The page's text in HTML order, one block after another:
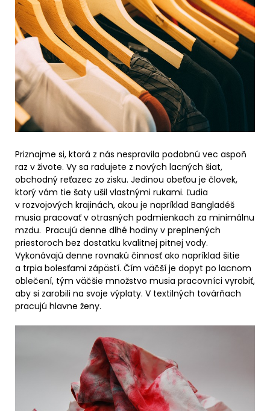
Priznajme si, ktorá z nás nespravila podobnú vec aspoň
raz v živote. Vy sa radujete z nových lacných šiat,
obchodný reťazec zo zisku. Jedinou obeťou je človek,
ktorý vám tie šaty ušil vlastnými rukami. Ľudia
v rozvojových krajinách, akou je napríklad Bangladéš
musia pracovať v otrasných podmienkach za minimálnu
mzdu. Pracujú denne dlhé hodiny v preplnených
priestoroch bez dostatku kvalitnej pitnej vody.
Vykonávajú denne rovnakú činnosť ako napríklad šitie
a trpia bolesťami zápästí. Čím väčší je dopyt po lacnom
oblečení, tým väčšie množstvo musia pracovníci vyrobiť,
aby si zarobili na svoje výplaty. V textilných továrňach
pracujú hlavne ženy.